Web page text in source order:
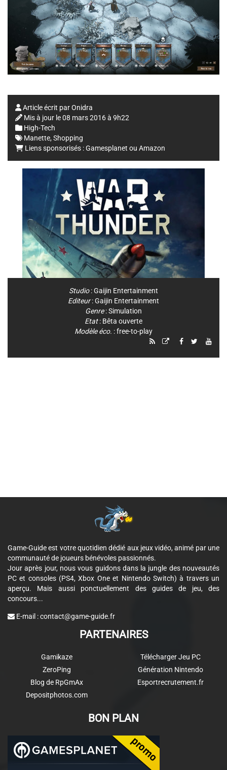
Article écrit parOnidra
Mis à jour le08 mars 2016 à 9h22
High-Tech
Manette, Shopping
Liens sponsorisés :Gamesplanet ou Amazon
Studio:Gaijin Entertainment
Editeur:Gaijin Entertainment
Genre:Simulation
Etat: Bêta ouverte
Modèle éco. : free-to-play
Game-Guide est votre quotidien dédié aux jeux vidéo, animé par une
communauté de joueurs bénévoles passionnés.
Jour après jour, nous vous guidons dans la jungle des nouveautés
PC et consoles (PS4, Xbox One et Nintendo Switch) à travers un
aperçu. Mais aussi ponctuellement des guides de jeu, des
concours...
E-mail :contact@game-guide.fr
PARTENAIRES
Gamikaze
ZeroPing
Blog de RpGmAx
Depositphotos.com
Télécharger Jeu PC
Génération Nintendo
Esportrecrutement.fr
BON PLAN